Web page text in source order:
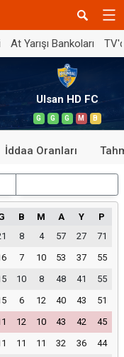
At Yarışı Bankoları
Ulsan HD FC
G G G M B
İddaa Oranları
B M A Y
P
8 4 57 27
71
7 10 53 37
55
10 8 48 41
55
6 12 40 43
51
12 10 43 42
45
11 11 32 36
44